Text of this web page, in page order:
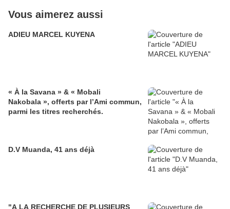
Vous aimerez aussi
ADIEU MARCEL KUYENA
« À la Savana » & « Mobali
Nakobala », offerts par l’Ami commun,
parmi les titres recherchés.
D.V Muanda, 41 ans déjà
"A LA RECHERCHE DE PLUSIEURS